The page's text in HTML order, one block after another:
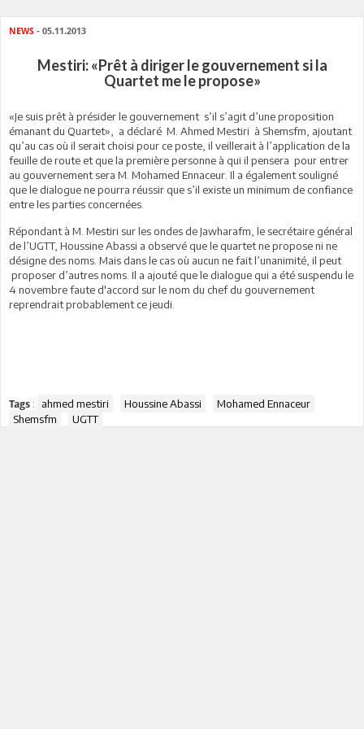
NEWS - 05.11.2013
Mestiri: «Prêt à diriger le gouvernement si la
Quartet me le propose»
«Je suis prêt à présider le gouvernement s’il s’agit d’une proposition
émanant du Quartet», a déclaré M. Ahmed Mestiri à Shemsfm, ajoutant
qu’au cas où il serait choisi pour ce poste, il veillerait à l’application de la
feuille de route et que la première personne à qui il pensera pour entrer
au gouvernement sera M. Mohamed Ennaceur. Il a également souligné
que le dialogue ne pourra réussir que s’il existe un minimum de confiance
entre les parties concernées.
Répondant à M. Mestiri sur les ondes de Jawharafm, le secrétaire général
de l’UGTT, Houssine Abassi a observé que le quartet ne propose ni ne
désigne des noms. Mais dans le cas où aucun ne fait l’unanimité, il peut
proposer d’autres noms. Il a ajouté que le dialogue qui a été suspendu le
4 novembre faute d'accord sur le nom du chef du gouvernement
reprendrait probablement ce jeudi.
Tags : ahmed mestiri Houssine Abassi
Mohamed Ennaceur
Shemsfm
UGTT